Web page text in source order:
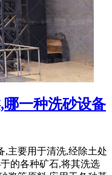
一种洗砂设备
,主要用于清洗,经除土处
的各种矿石,将其洗选